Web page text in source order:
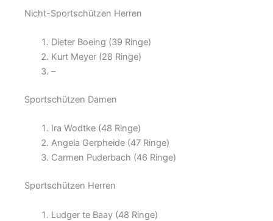
Nicht-Sportschützen Herren
Dieter Boeing (39 Ringe)
Kurt Meyer (28 Ringe)
–
Sportschützen Damen
Ira Wodtke (48 Ringe)
Angela Gerpheide (47 Ringe)
Carmen Puderbach (46 Ringe)
Sportschützen Herren
Ludger te Baay (48 Ringe)